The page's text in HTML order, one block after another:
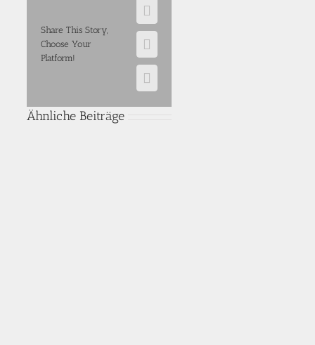
Share This Story,
Choose Your
Platform!
Facebook
E-
Mail
WhatsApp
Ähnliche Beiträge